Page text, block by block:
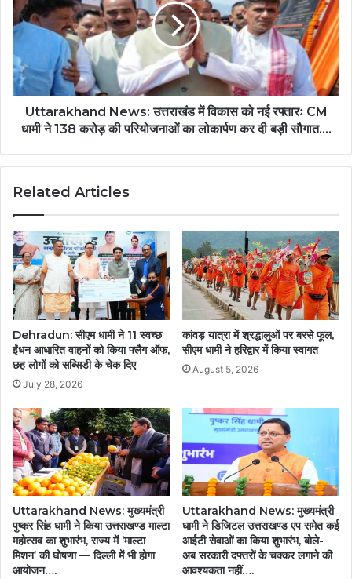
Uttarakhand News: उत्तराखंड में विकास को नई रफ्तारः CM
धामी ने 138 करोड़ की परियोजनाओं का लोकार्पण कर दी बड़ी सौगात….
Related Articles
Dehradun: सीएम धामी ने 11 स्वच्छ
ईंधन आधारित वाहनों को किया फ्लैग ऑफ,
छह लोगों को सब्सिडी के चेक दिए
July 28, 2026
कांवड़ यात्रा में श्रद्धालुओं पर बरसे फूल,
सीएम धामी ने हरिद्वार में किया स्वागत
August 5, 2026
Uttarakhand News: मुख्यमंत्री
पुष्कर सिंह धामी ने किया उत्तराखण्ड माल्टा
महोत्सव का शुभारंभ, राज्य में ‘माल्टा
मिशन’ की घोषणा — दिल्ली में भी होगा
आयोजन….
Uttarakhand News: मुख्यमंत्री
धामी ने डिजिटल उत्तराखण्ड एप समेत कई
आईटी सेवाओं का किया शुभारंभ, बोले-
अब सरकारी दफ्तरों के चक्कर लगाने की
आवश्यकता नहीं….